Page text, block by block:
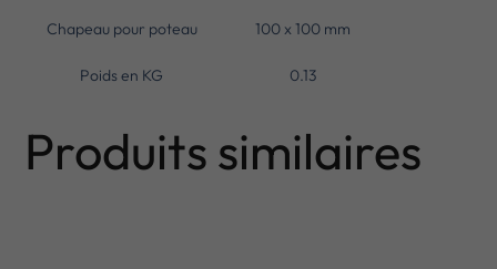
Chapeau pour poteau 100 x 100 mm
Poids en KG 0.13
Produits similaires